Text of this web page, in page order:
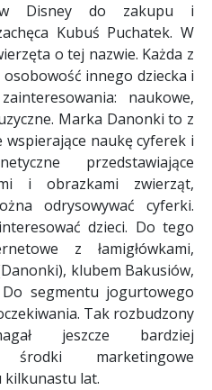
Disney do zakupu i
Kubuś Puchatek. W
o tej nazwie. Każda z
innego dziecka i
naukowe,
Marka Danonki to z
naukę cyferek i
przedstawiające
i obrazkami zwierząt,
odrysowywać cyferki.
dzieci. Do tego
z łamigłówkami,
klubem Bakusiów,
segmentu jogurtowego
Tak rozbudzony
jeszcze bardziej
marketingowe
kilkunastu lat.